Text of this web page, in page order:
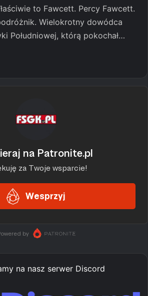
to Fawcett. Percy Fawcett.
Wielokrotny dowódca
Południowej, którą pokochał…
na nasz serwer Discord